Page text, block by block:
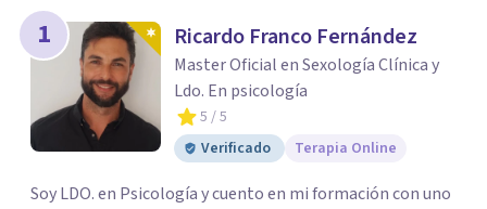
Responde a unas breves preguntas y te ofreceremos
los profesionales que más se ajustan a tus
necesidades.
Responder cuestionario
1 Ricardo Franco Fernández
Master Oficial en Sexología Clínica y
Ldo. En psicología
5 / 5
Verificado
Terapia Online
Soy LDO. en Psicología y cuento en mi formación con uno